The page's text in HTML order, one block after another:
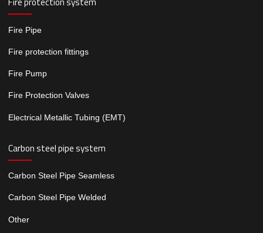
Fire Pipe
Fire protection fittings
Fire Pump
Fire Protection Valves
Electrical Metallic Tubing (EMT)
Carbon steel pipe system
Carbon Steel Pipe Seamless
Carbon Steel Pipe Welded
Other